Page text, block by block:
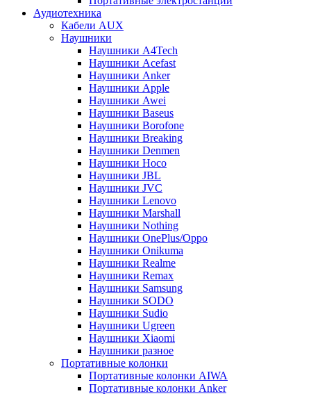
Аудиотехника
Кабели AUX
Наушники
Наушники A4Tech
Наушники Acefast
Наушники Anker
Наушники Apple
Наушники Awei
Наушники Baseus
Наушники Borofone
Наушники Breaking
Наушники Denmen
Наушники Hoco
Наушники JBL
Наушники JVC
Наушники Lenovo
Наушники Marshall
Наушники Nothing
Наушники OnePlus/Oppo
Наушники Onikuma
Наушники Realme
Наушники Remax
Наушники Samsung
Наушники SODO
Наушники Sudio
Наушники Ugreen
Наушники Xiaomi
Наушники разное
Портативные колонки
Портативные колонки AIWA
Портативные колонки Anker